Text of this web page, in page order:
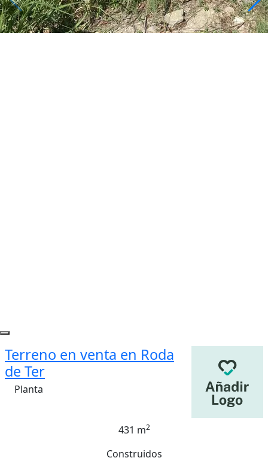
Terreno en venta en Roda
de Ter
Planta
431 m2
Construidos